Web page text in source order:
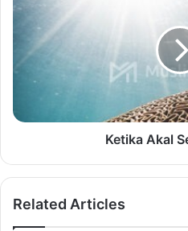
Ketika Akal
Related Articles